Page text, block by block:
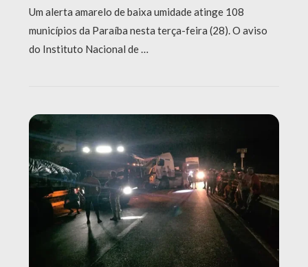
Um alerta amarelo de baixa umidade atinge 108
municípios da Paraíba nesta terça-feira (28). O aviso
do Instituto Nacional de …